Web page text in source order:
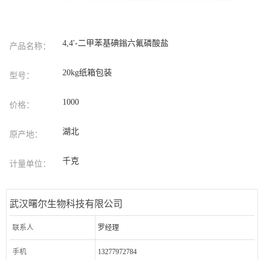
产品名称： 4,4'-二甲苯基碘鎓六氟磷酸盐
型号： 20kg纸箱包装
价格： 1000
原产地： 湖北
计量单位： 千克
武汉曙尔生物科技有限公司
联系人 罗经理
手机 13277972784